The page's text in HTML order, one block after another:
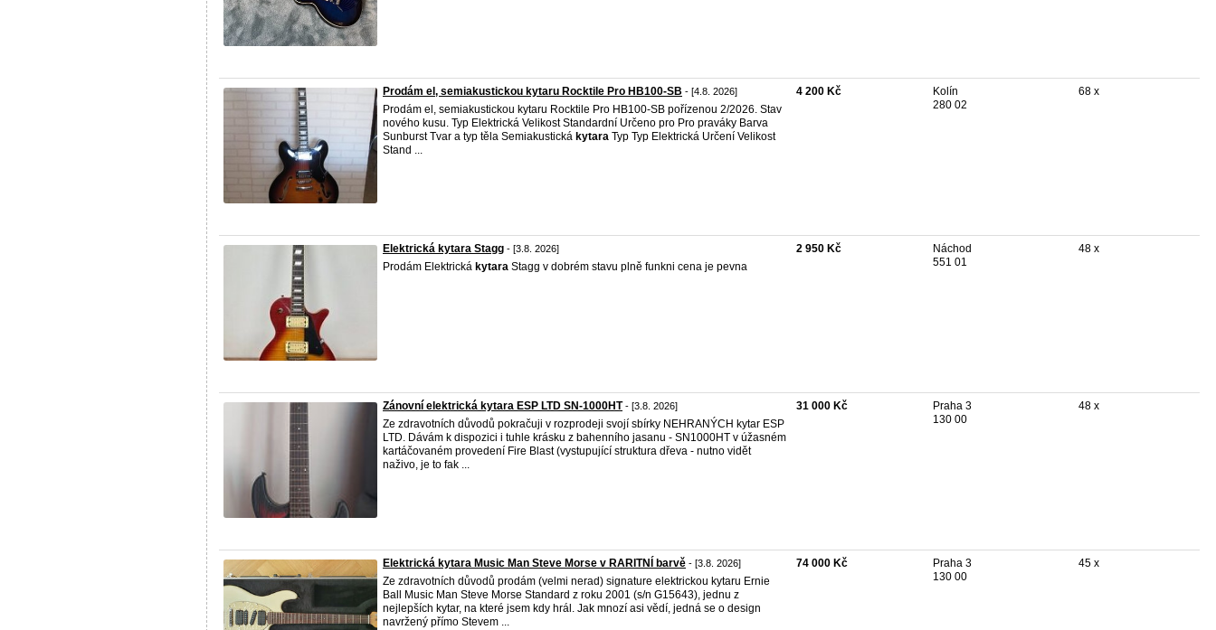
Prodám el, semiakustickou kytaru Rocktile Pro HB100-SB - [4.8. 2026]
Prodám el, semiakustickou kytaru Rocktile Pro HB100-SB pořízenou 2/2026. Stav
nového kusu. Typ Elektrická Velikost Standardní Určeno pro Pro praváky Barva
Sunburst Tvar a typ těla Semiakustická kytara Typ Typ Elektrická Určení Velikost
Stand ...
4 200 Kč
Kolín
280 02
68 x
Elektrická kytara Stagg - [3.8. 2026]
Prodám Elektrická kytara Stagg v dobrém stavu plně funkni cena je pevna
2 950 Kč
Náchod
551 01
48 x
Zánovní elektrická kytara ESP LTD SN-1000HT- [3.8. 2026]
Ze zdravotních důvodů pokračuji v rozprodeji svojí sbírky NEHRANÝCH kytar ESP
LTD. Dávám k dispozici i tuhle krásku z bahenního jasanu - SN1000HT v úžasném
kartáčovaném provedení Fire Blast (vystupující struktura dřeva - nutno vidět
naživo, je to fak ...
31 000 Kč
Praha 3
130 00
48 x
Elektrická kytara Music Man Steve Morse v RARITNÍ barvě - [3.8. 2026]
Ze zdravotních důvodů prodám (velmi nerad) signature elektrickou kytaru Ernie
Ball Music Man Steve Morse Standard z roku 2001 (s/n G15643), jednu z
nejlepších kytar, na které jsem kdy hrál. Jak mnozí asi vědí, jedná se o design
navržený přímo Stevem ...
74 000 Kč
Praha 3
130 00
45 x